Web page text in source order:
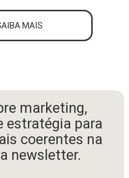
MAIS
marketing,
estratégia para
coerentes na
newsletter.